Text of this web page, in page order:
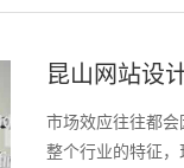
昆山网站设
市场效应往往都
整个行业的特征